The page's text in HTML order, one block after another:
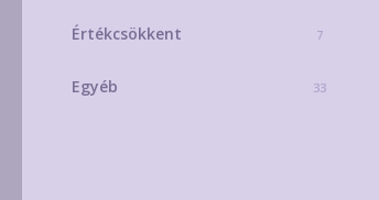
Értékcsökkent 7
Egyéb 33